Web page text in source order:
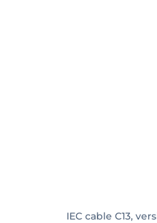
IEC cable C13,